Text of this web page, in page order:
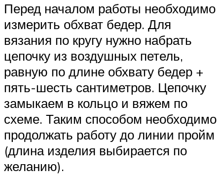
Перед началом работы необходимо
измерить обхват бедер. Для
вязания по кругу нужно набрать
цепочку из воздушных петель,
равную по длине обхвату бедер +
пять-шесть сантиметров. Цепочку
замыкаем в кольцо и вяжем по
схеме. Таким способом необходимо
продолжать работу до линии пройм
(длина изделия выбирается по
желанию).